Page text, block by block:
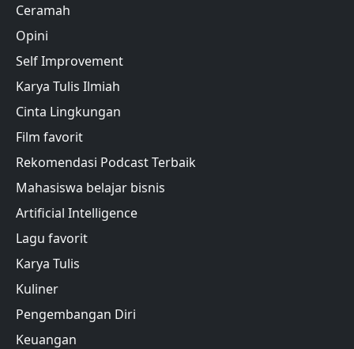
Ceramah
Opini
Self Improvement
Karya Tulis Ilmiah
Cinta Lingkungan
Film favorit
Rekomendasi Podcast Terbaik
Mahasiswa belajar bisnis
Artificial Intelligence
Lagu favorit
Karya Tulis
Kuliner
Pengembangan Diri
Keuangan